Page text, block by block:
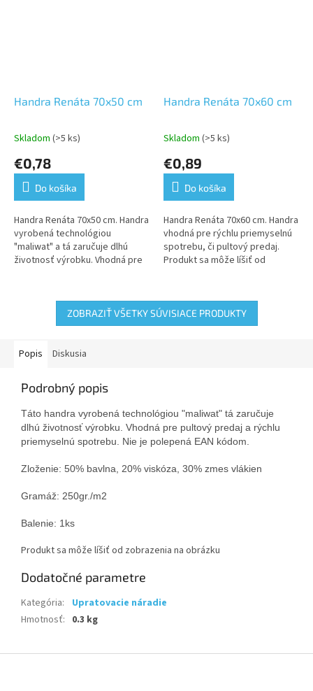
Handra Renáta 70x50 cm
Priemerné
produktu
5,0
5
hviezdičiek.
Skladom (>5 ks)
€0,78
Do košíka
Handra Renáta 70x50 cm. Handra
vyrobená technológiou
"maliwat" a tá zaručuje dlhú
životnosť výrobku. Vhodná pre
Handra Renáta 70x60 cm
Priemerné
produktu
5,0
5
hviezdičiek.
Skladom (>5 ks)
€0,89
Do košíka
Handra Renáta 70x60 cm. Handra
vhodná pre rýchlu priemyselnú
spotrebu, či pultový predaj.
Produkt sa môže líšiť od
ZOBRAZIŤ VŠETKY SÚVISIACE PRODUKTY
Popis Diskusia
Podrobný popis
Táto handra vyrobená technológiou "maliwat" tá zaručuje
dlhú životnosť výrobku. Vhodná pre pultový predaj a rýchlu
priemyselnú spotrebu. Nie je polepená EAN kódom.
Zloženie: 50% bavlna, 20% viskóza, 30% zmes vlákien
Gramáž: 250gr./m2
Balenie: 1ks
Produkt sa môže líšiť od zobrazenia na obrázku
Dodatočné parametre
Kategória:
Upratovacie náradie
Hmotnosť: 0.3 kg